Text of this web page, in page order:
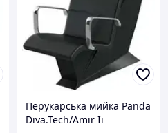
Перукарська мийка Panda
Diva.Tech/Amir Ii